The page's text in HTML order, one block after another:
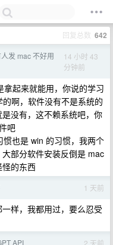
回复总数 642
发 mac 不好用
14 小时 43
分钟前
起来就能用，你说的学习
啊，软件没有不是系统的
没有，这不赖系统吧，你
吧
也是 win 的习惯，我两个
部分软件安装反倒是 mac
的东西
1 天前
样，我都用过，要么忍受
API 2 天前